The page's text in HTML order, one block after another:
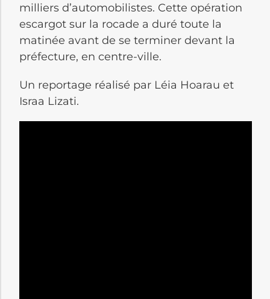
milliers d’automobilistes. Cette opération
escargot sur la rocade a duré toute la
matinée avant de se terminer devant la
préfecture, en centre-ville.
Un reportage réalisé par Léia Hoarau et
Israa Lizati.